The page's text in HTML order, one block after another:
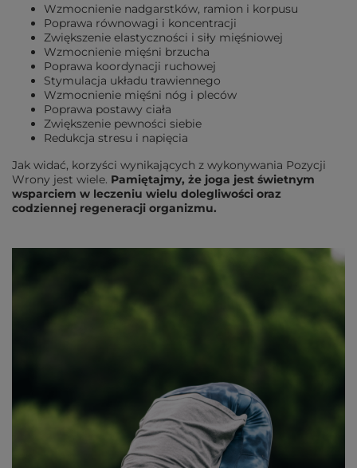
Wzmocnienie nadgarstków, ramion i korpusu
Poprawa równowagi i koncentracji
Zwiększenie elastyczności i siły mięśniowej
Wzmocnienie mięśni brzucha
Poprawa koordynacji ruchowej
Stymulacja układu trawiennego
Wzmocnienie mięśni nóg i pleców
Poprawa postawy ciała
Zwiększenie pewności siebie
Redukcja stresu i napięcia
Jak widać, korzyści wynikających z wykonywania Pozycji
Wrony jest wiele. Pamiętajmy, że joga jest świetnym
wsparciem w leczeniu wielu dolegliwości oraz
codziennej regeneracji organizmu.